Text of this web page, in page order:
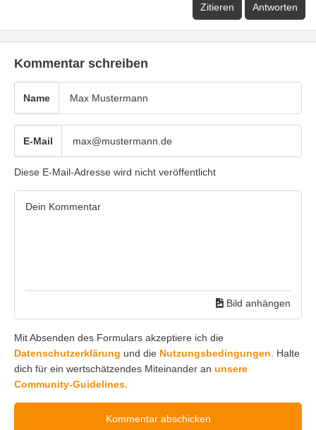
Zitieren Antworten
Kommentar schreiben
Name
E-Mail
Diese E-Mail-Adresse wird nicht veröffentlicht
Bild anhängen
Mit Absenden des Formulars akzeptiere ich die
Datenschutzerklärung und die Nutzungsbedingungen. Halte
dich für ein wertschätzendes Miteinander an unsere
Community-Guidelines.